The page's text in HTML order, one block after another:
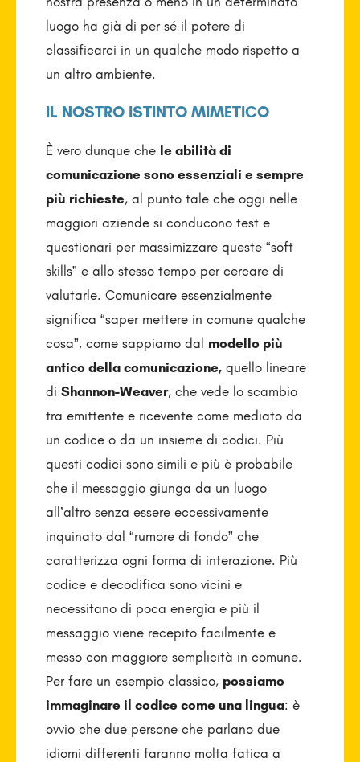
luogo ha già di per sé il potere di
classificarci in un qualche modo rispetto a
un altro ambiente.
IL NOSTRO ISTINTO MIMETICO
È vero dunque che le abilità di
comunicazione sono essenziali e sempre
più richieste, al punto tale che oggi nelle
maggiori aziende si conducono test e
questionari per massimizzare queste “soft
skills” e allo stesso tempo per cercare di
valutarle. Comunicare essenzialmente
significa “saper mettere in comune qualche
cosa”, come sappiamo dal modello più
antico della comunicazione,quello lineare
di Shannon-Weaver, che vede lo scambio
tra emittente e ricevente come mediato da
un codice o da un insieme di codici. Più
questi codici sono simili e più è probabile
che il messaggio giunga da un luogo
all’altro senza essere eccessivamente
inquinato dal “rumore di fondo” che
caratterizza ogni forma di interazione. Più
codice e decodifica sono vicini e
necessitano di poca energia e più il
messaggio viene recepito facilmente e
messo con maggiore semplicità in comune.
Per fare un esempio classico, possiamo
immaginare il codice come una lingua: è
ovvio che due persone che parlano due
idiomi differenti faranno molta fatica a